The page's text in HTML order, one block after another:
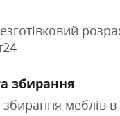
збирання
меблів в